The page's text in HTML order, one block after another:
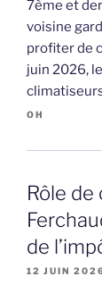
7ème et
voisine
profiter de
juin 2026,
OH
Rôle
de
12 JUIN